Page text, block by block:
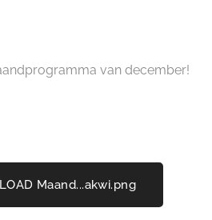
van december!
Maand...akwi.png